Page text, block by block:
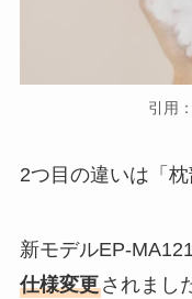
引用：
2つ目の違いは「枕
新モデルEP-
仕様変更されまし